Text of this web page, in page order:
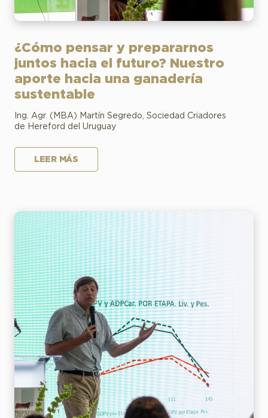
¿Cómo pensar y prepararnos
juntos hacia el futuro? Nuestro
aporte hacia una ganadería
sustentable
Ing. Agr. (MBA) Martín Segredo, Sociedad Criadores
de Hereford del Uruguay
LEER MÁS